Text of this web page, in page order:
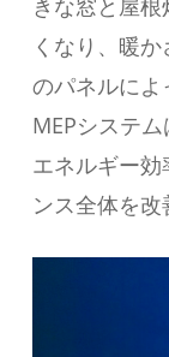
きな窓と屋
くなり、暖
のパネルによ
MEPシステ
エネルギー
ンス全体を改